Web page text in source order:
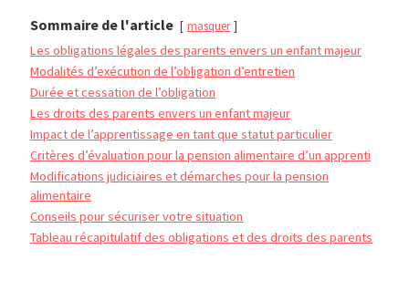
Sommaire de l'article masquer
Les obligations légales des parents envers un enfant majeur
Modalités d’exécution de l’obligation d’entretien
Durée et cessation de l’obligation
Les droits des parents envers un enfant majeur
Impact de l’apprentissage en tant que statut particulier
Critères d’évaluation pour la pension alimentaire d’un apprenti
Modifications judiciaires et démarches pour la pension
alimentaire
Conseils pour sécuriser votre situation
Tableau récapitulatif des obligations et des droits des parents